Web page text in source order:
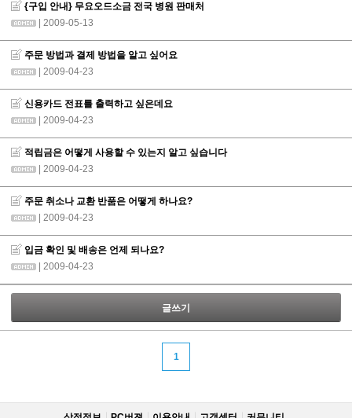
{구입 안내} 무요오드소금 전국 병원 판매처
| 2009-05-13
주문 방법과 결제 방법을 알고 싶어요
| 2009-04-23
신용카드 전표를 출력하고 싶은데요
| 2009-04-23
적립금은 어떻게 사용할 수 있는지 알고 싶습니다
| 2009-04-23
주문 취소나 교환 반품은 어떻게 하나요?
| 2009-04-23
입금 확인 및 배송은 언제 되나요?
| 2009-04-23
글쓰기
1